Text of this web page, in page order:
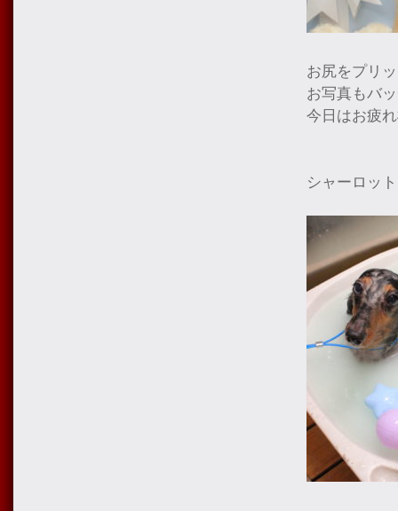
お尻をプリ
お写真もバ
今日はお疲
シャーロッ